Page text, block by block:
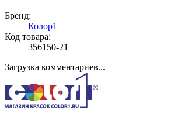
Бренд:
Колор1
Код товара:
356150-21
Загрузка комментариев...